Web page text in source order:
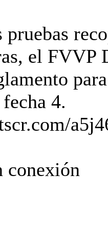
pruebas
el FVVP
4.